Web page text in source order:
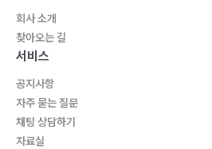
회사 소개
찾아오는 길
서비스
공지사항
자주 묻는 질문
채팅 상담하기
자료실